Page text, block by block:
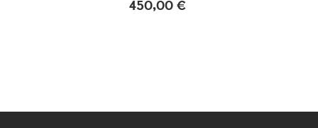
450,00 €